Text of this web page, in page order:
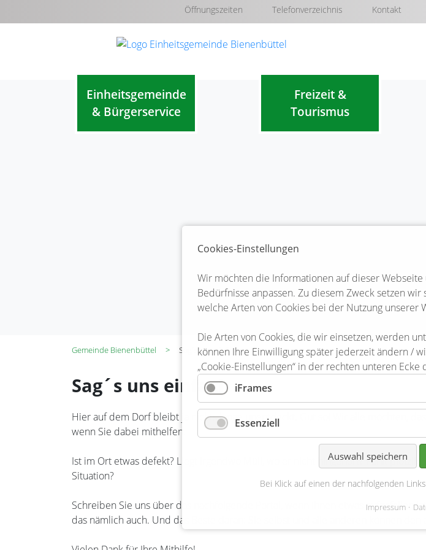
Öffnungszeiten Telefonverzeichnis Kontakt
Einheitsgemeinde
& Bürgerservice
Freizeit &
Tourismus
Gemeinde Bienenbüttel Sag's uns einfach
Sag´s uns einfach
Hier auf dem Dorf bleibt ja nichts lange unentdeckt. Gut so! Wir alle möchten,
wenn Sie dabei mithelfen.
Ist im Ort etwas defekt? Liegt irgendwo Müll, wo er nicht hingehört? Fehlt
Situation?
Schreiben Sie uns über das nachfolgende Portal, wenn Ihnen etwas
das nämlich auch. Und das Beste daran: Sie selbst und alle anderen können den
Cookies-Einstellungen
Wir möchten die Informationen auf dieser
Bedürfnisse anpassen. Zu diesem Zweck setzen
welche Arten von Cookies bei der Nutzung unserer
Die Arten von Cookies, die wir einsetzen, werden
können Ihre Einwilligung später jederzeit ändern /
„Cookie-Einstellungen“ in der rechten unteren Ecke
iFrames
Essenziell
Auswahl speichern
Bei Klick auf einen der nachfolgenden
Impressum